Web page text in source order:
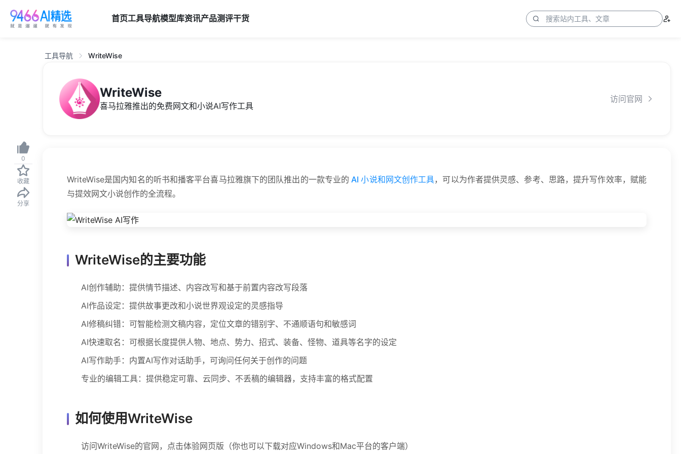
首页工具导航模型库资讯产品测评干货
0
收藏
分享
工具导航 WriteWise
WriteWise
喜马拉雅推出的免费网文和小说AI写作工具
访问官网
WriteWise是国内知名的听书和播客平台喜马拉雅旗下的团队推出的一款专业的 AI 小说和网文创作工具，可以为作者提供灵感、参考、思路，提升写作效率，赋能
与提效网文小说创作的全流程。
WriteWise的主要功能
AI创作辅助：提供情节描述、内容改写和基于前置内容改写段落
AI作品设定：提供故事更改和小说世界观设定的灵感指导
AI修稿纠错：可智能检测文稿内容，定位文章的错别字、不通顺语句和敏感词
AI快速取名：可根据长度提供人物、地点、势力、招式、装备、怪物、道具等名字的设定
AI写作助手：内置AI写作对话助手，可询问任何关于创作的问题
专业的编辑工具：提供稳定可靠、云同步、不丢稿的编辑器，支持丰富的格式配置
如何使用WriteWise
访问WriteWise的官网，点击体验网页版（你也可以下载对应Windows和Mac平台的客户端）